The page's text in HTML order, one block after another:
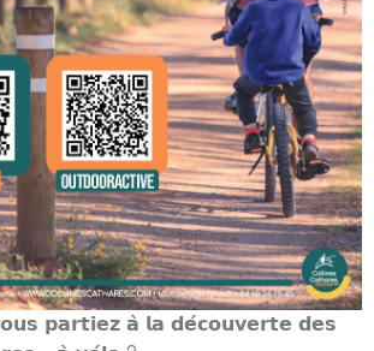
𝗽𝗮𝗿𝘁𝗶𝗲𝘇 𝗮̀ 𝗹𝗮 𝗱𝗲́𝗰𝗼𝘂𝘃𝗲𝗿𝘁𝗲 𝗱𝗲𝘀